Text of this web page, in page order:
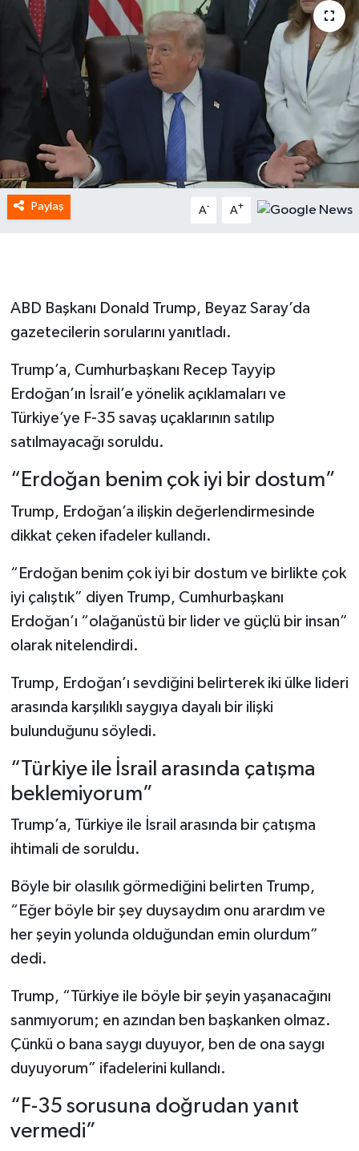
Paylaş A- A+
ABD Başkanı Donald Trump, Beyaz Saray’da
gazetecilerin sorularını yanıtladı.
Trump’a, Cumhurbaşkanı Recep Tayyip
Erdoğan’ın İsrail’e yönelik açıklamaları ve
Türkiye’ye F-35 savaş uçaklarının satılıp
satılmayacağı soruldu.
“Erdoğan benim çok iyi bir dostum”
Trump, Erdoğan’a ilişkin değerlendirmesinde
dikkat çeken ifadeler kullandı.
“Erdoğan benim çok iyi bir dostum ve birlikte çok
iyi çalıştık” diyen Trump, Cumhurbaşkanı
Erdoğan’ı “olağanüstü bir lider ve güçlü bir insan”
olarak nitelendirdi.
Trump, Erdoğan’ı sevdiğini belirterek iki ülke lideri
arasında karşılıklı saygıya dayalı bir ilişki
bulunduğunu söyledi.
“Türkiye ile İsrail arasında çatışma
beklemiyorum”
Trump’a, Türkiye ile İsrail arasında bir çatışma
ihtimali de soruldu.
Böyle bir olasılık görmediğini belirten Trump,
“Eğer böyle bir şey duysaydım onu arardım ve
her şeyin yolunda olduğundan emin olurdum”
dedi.
Trump, “Türkiye ile böyle bir şeyin yaşanacağını
sanmıyorum; en azından ben başkanken olmaz.
Çünkü o bana saygı duyuyor, ben de ona saygı
duyuyorum” ifadelerini kullandı.
“F-35 sorusuna doğrudan yanıt
vermedi”